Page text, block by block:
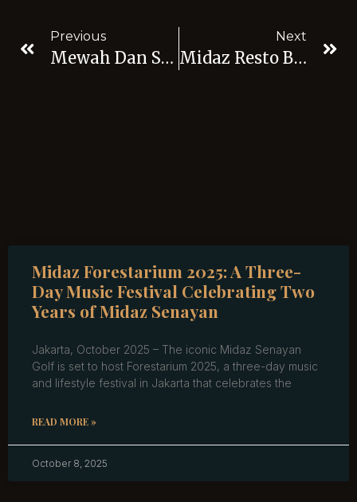
Previous
Mewah Dan Suasana Elegan, Kunjungi Midaz Restorant Di Senayan Jakarta Sekarang!
Next
Midaz Resto Bar Di Jakarta Selatan Yang Mewah Dan Terbaik
Midaz Forestarium 2025: A Three-
Day Music Festival Celebrating Two
Years of Midaz Senayan
Jakarta, October 2025 – The iconic Midaz Senayan
Golf is set to host Forestarium 2025, a three-day music
and lifestyle festival in Jakarta that celebrates the
READ MORE »
October 8, 2025